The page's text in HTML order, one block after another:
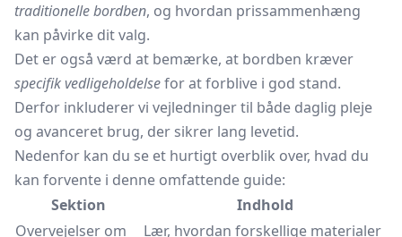
traditionelle bordben, og hvordan prissammenhæng
kan påvirke dit valg.
Det er også værd at bemærke, at bordben kræver
specifik vedligeholdelsefor at forblive i god stand.
Derfor inkluderer vi vejledninger til både daglig pleje
og avanceret brug, der sikrer lang levetid.
Nedenfor kan du se et hurtigt overblik over, hvad du
kan forvente i denne omfattende guide:
Sektion
Indhold
Overvejelser om
Lær, hvordan forskellige materialer